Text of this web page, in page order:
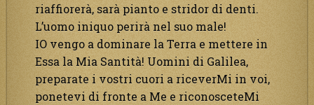
riaffiorerà, sarà pianto e stridor di denti.
L’uomo iniquo perirà nel suo male!
IO vengo a dominare la Terra e mettere in
Essa la Mia Santità! Uomini di Galilea,
preparate i vostri cuori a riceverMi in voi,
ponetevi di fronte a Me e riconosceteMi